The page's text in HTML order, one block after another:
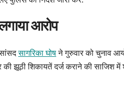
आरोप
सांसदसागरिका घोषने गुरुवार को चुनाव
झूठी शिकायतें दर्ज कराने की साजिश में